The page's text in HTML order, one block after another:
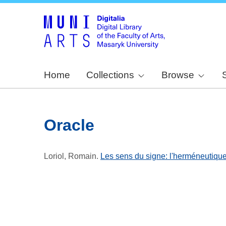
Home Collections Browse
Oracle
Loriol, Romain. Les sens du signe: